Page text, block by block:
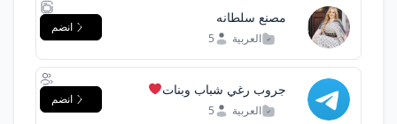
مصنع سلطانه
العربية 5
انضم
جروب رغي شباب وبنات
العربية 5
انضم